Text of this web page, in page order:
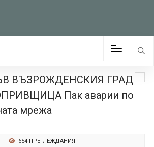
ВЪЗРОЖДЕНСКИЯ ГРАД
Пак аварии по
мрежа
654 ПРЕГЛЕЖДАНИЯ